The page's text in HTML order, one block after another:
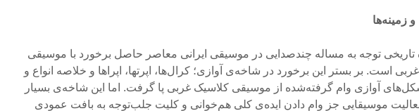
و زمینه‌ها
تاریخی توجه به مساله­ چندصدایی در موسیقی ایرانی معاصر حاصل برخورد با موسیقی
است. بر بستر این برخورد در شاخه‌ی آوازی؛ کرال‌ها، اپرت­ها، اپراها و خلاصه انواع و
آوازی وام گرفته‌شده از موسیقی کلاسیک غربی پا گرفت. اما این شاخه‌ی بسیار
موسیقایی جز وام دادن ایده‌ی کلی هم‌خوانی و کلیت جلب‌توجه به بافت عمودی